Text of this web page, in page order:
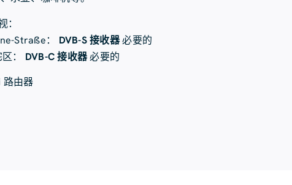
Straße： DVB-S 接收器必要的
： DVB-C 接收器必要的
路由器